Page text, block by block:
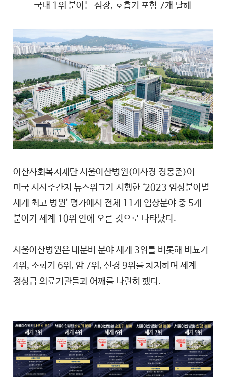
국내 1위 분야는 심장, 호흡기 포함 7개 달해
아산사회복지재단 서울아산병원(이사장 정몽준)이
미국 시사주간지 뉴스위크가 시행한 ‘2023 임상분야별
세계 최고 병원’ 평가에서 전체 11개 임상분야 중 5개
분야가 세계 10위 안에 오른 것으로 나타났다.
서울아산병원은 내분비 분야 세계 3위를 비롯해 비뇨기
4위, 소화기 6위, 암 7위, 신경 9위를 차지하며 세계
정상급 의료기관들과 어깨를 나란히 했다.